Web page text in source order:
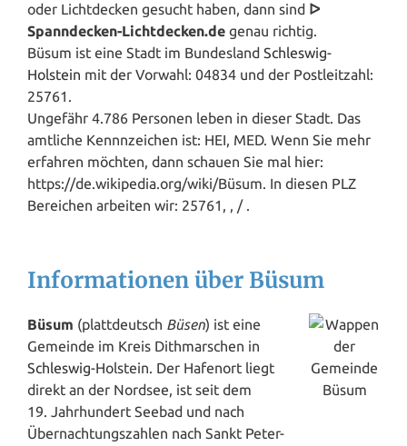
oder Lichtdecken gesucht haben, dann sind ᐅ
Spanndecken-Lichtdecken.de genau richtig.
Büsum ist eine Stadt im Bundesland Schleswig-
Holstein mit der Vorwahl: 04834 und der Postleitzahl:
25761.
Ungefähr 4.786 Personen leben in dieser Stadt. Das
amtliche Kennnzeichen ist: HEI, MED. Wenn Sie mehr
erfahren möchten, dann schauen Sie mal hier:
https://de.wikipedia.org/wiki/Büsum. In diesen PLZ
Bereichen arbeiten wir: 25761, , / .
Informationen über Büsum
Büsum (plattdeutsch Büsen) ist eine
Gemeinde im Kreis Dithmarschen in
Schleswig-Holstein. Der Hafenort liegt
direkt an der Nordsee, ist seit dem
19. Jahrhundert Seebad und nach
Übernachtungszahlen nach Sankt Peter-